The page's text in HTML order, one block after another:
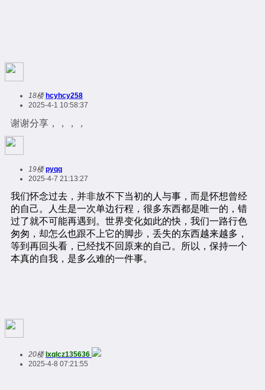
18楼 hcyhcy258
2025-4-1 10:58:37
谢谢分享，，，，
19楼 pyqq
2025-4-7 21:13:27
20楼 lxqlcz135636
2025-4-8 07:21:55